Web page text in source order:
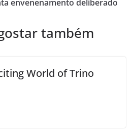
envenenamento deliberado
também
World of Trino